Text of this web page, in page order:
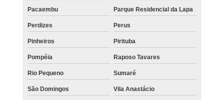
Pacaembu Parque Residencial da Lapa
Perdizes Perus
Pinheiros Pirituba
Pompéia Raposo Tavares
Rio Pequeno Sumaré
São Domingos Vila Anastácio